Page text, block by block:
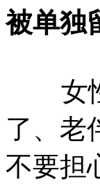
被单独
女性
了、老
不要担